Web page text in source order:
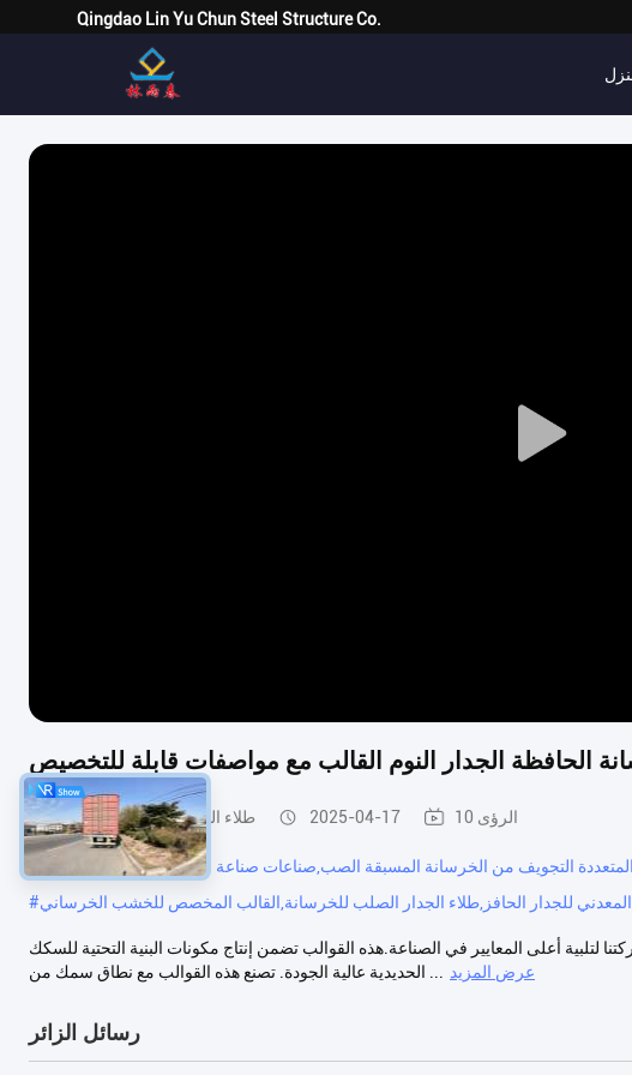
Qingdao Lin Yu Chun Steel Structure Co.
Play
الحافظة الجدار النوم القالب مع مواصفات قابلة للتخصيص
طلاء الخرسانة المسبقة الصب 2025-04-17 10 الرؤى
التجويف من الخرسانة المسبقة الصب,صناعات صناعة الصلب للخيوط الخرسانية
#المعدني للجدار الحافز,طلاء الجدار الصلب للخرسانة,القالب المخصص للخشب الخرساني
أعلى المعايير في الصناعة.هذه القوالب تضمن إنتاج مكونات البنية التحتية للسكك
الحديدية عالية الجودة. تصنع هذه القوالب مع نطاق سمك من ... عرض المزيد
رسائل الزائر